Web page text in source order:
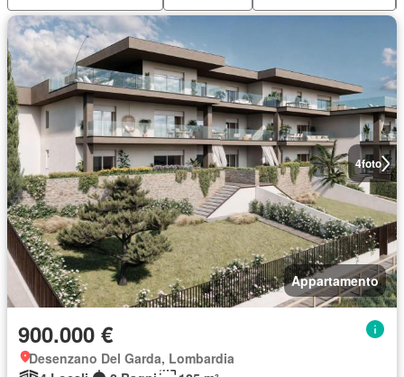
4foto
Appartamento
900.000 €
Desenzano Del Garda, Lombardia